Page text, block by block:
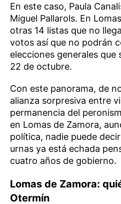
En este caso, Paula
Miguel Pallarols. En
otras 14 listas que no
votos así que no podrán
elecciones generales que
22 de octubre.
Con este panorama, de
alianza sorpresiva entre
permanencia del
en Lomas de Zamora,
política, nadie puede
urnas ya está echada
cuatro años de gobierno.
Lomas de Zamora:
Otermín